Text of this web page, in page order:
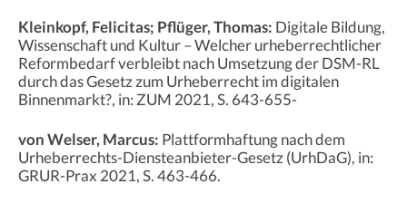
Kleinkopf, Felicitas; Pflüger, Thomas: Digitale Bildung,
Wissenschaft und Kultur – Welcher urheberrechtlicher
Reformbedarf verbleibt nach Umsetzung der DSM-RL
durch das Gesetz zum Urheberrecht im digitalen
Binnenmarkt?, in: ZUM 2021, S. 643-655-
von Welser, Marcus: Plattformhaftung nach dem
Urheberrechts-Diensteanbieter-Gesetz (UrhDaG), in:
GRUR-Prax 2021, S. 463-466.